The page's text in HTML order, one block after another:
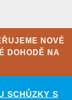
NOVÉ
DOHODĚ NA
SCHŮZKY S